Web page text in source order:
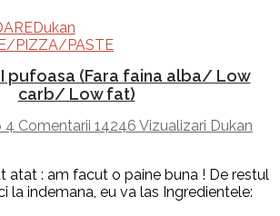
Dukan
PIZZA/PASTE
pufoasa (Fara faina alba/ Low
carb/ Low fat)
4 Comentarii 14246 Vizualizari Dukan
atat : am facut o paine buna ! De restul
la indemana, eu va las Ingredientele: